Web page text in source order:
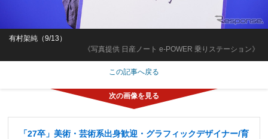
《写真提供 日産ノート e-POWER 乗りステーション》
有村架純（9/13）
この記事へ戻る
「27卒」美術・芸術系出身歓迎・グラフィックデザイナー/育